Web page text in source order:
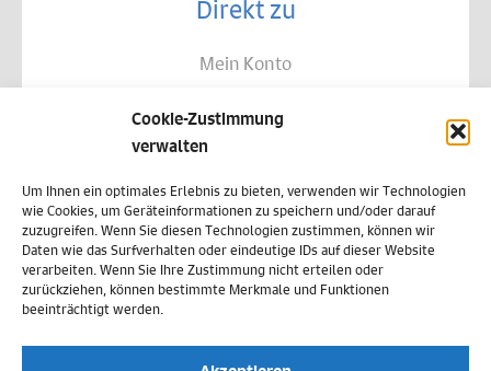
Cookie-Zustimmung
verwalten
Um Ihnen ein optimales Erlebnis zu bieten, verwenden wir Technologien
wie Cookies, um Geräteinformationen zu speichern und/oder darauf
zuzugreifen. Wenn Sie diesen Technologien zustimmen, können wir
Daten wie das Surfverhalten oder eindeutige IDs auf dieser Website
verarbeiten. Wenn Sie Ihre Zustimmung nicht erteilen oder
zurückziehen, können bestimmte Merkmale und Funktionen
beeinträchtigt werden.
Direkt zu
Mein Konto
Allgemeine Geschäftsbedingungen
Datenschutz
Widerruf
Zahlungsweisen
Versand & Lieferung